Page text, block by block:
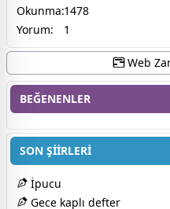
Okunma:1478
Yorum:
1
Web
BEĞENENLER
SON ŞİİRLERİ
İpucu
Gece kaplı defter